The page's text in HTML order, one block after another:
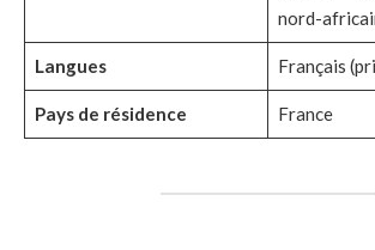
nord-
Langues Français
Pays de résidence France